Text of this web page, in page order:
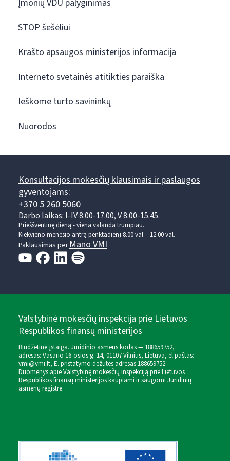
Įmonių VDU palyginimas
STOP šešėliui
Krašto apsaugos ministerijos informacija
Interneto svetainės atitikties paraiška
Ieškome turto savininkų
Nuorodos
Konsultacijos mokesčių klausimais ir paslaugos
gyventojams:
+370 5 260 5060
Darbo laikas: I-IV 8.00-17.00, V 8.00-15.45.
Prieššventinę dieną - viena valanda trumpiau.
Kiekvieno mėnesio antrą penktadienį 8.00 val. - 12.00 val.
Paklausimas perMano VMI
Valstybinė mokesčių inspekcija prie Lietuvos
Respublikos finansų ministerijos
Biudžetinė įstaiga. Juridinio asmens kodas — 188659752,
adresas: Vasario 16-osios g. 14, 01107 Vilnius, Lietuva, el.paštas:
vmi@vmi.lt, E. pristatymo dėžutės adresas 188659752
Duomenys apie Valstybinę mokesčių inspekciją prie Lietuvos
Respublikos finansų ministerijos kaupiami ir saugomi Juridinių
asmenų registre